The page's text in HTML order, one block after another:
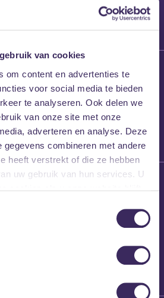
van cookies
om content en advertenties te
voor social media te bieden
te analyseren. Ook delen we
van onze site met onze
adverteren en analyse. Deze
gegevens combineren met andere
heeft verstrekt of die ze hebben
uw gebruik van hun services. U
27 maart 2026
Willem’s Blog:
Frans Kalf
26 maart 2026